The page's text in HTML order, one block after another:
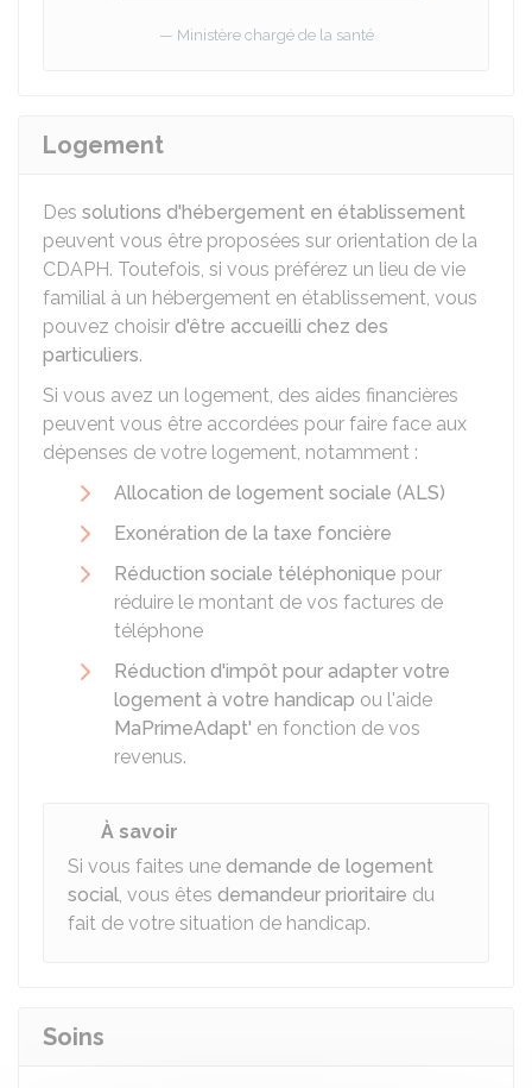
Ministère chargé de la santé
Logement
Des solutions d'hébergement en établissement
peuvent vous être proposées sur orientation de la
CDAPH. Toutefois, si vous préférez un lieu de vie
familial à un hébergement en établissement, vous
pouvez choisir d'être accueilli chez des
particuliers.
Si vous avez un logement, des aides financières
peuvent vous être accordées pour faire face aux
dépenses de votre logement, notamment :
Allocation de logement sociale (ALS)
Exonération de la taxe foncière
Réduction sociale téléphonique pour
réduire le montant de vos factures de
téléphone
Réduction d'impôt pour adapter votre
logement à votre handicap ou l'aide
MaPrimeAdapt' en fonction de vos
revenus.
À savoir
Si vous faites une demande de logement
social, vous êtes demandeur prioritaire du
fait de votre situation de handicap.
Soins